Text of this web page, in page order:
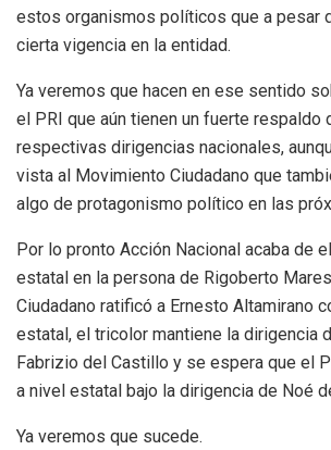
estos organismos políticos que a pesar
cierta vigencia en la entidad.
Ya veremos que hacen en ese sentido
el PRI que aún tienen un fuerte respaldo
respectivas dirigencias nacionales,
vista al Movimiento Ciudadano que
algo de protagonismo político en las
Por lo pronto Acción Nacional acaba de
estatal en la persona de Rigoberto
Ciudadano ratificó a Ernesto Altamirano
estatal, el tricolor mantiene la dirigencia
Fabrizio del Castillo y se espera que el
a nivel estatal bajo la dirigencia de Noé
Ya veremos que sucede.